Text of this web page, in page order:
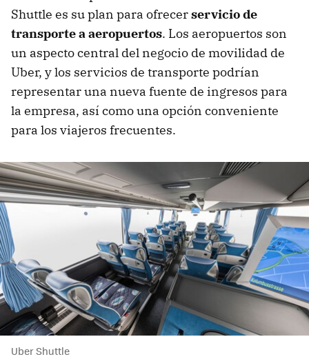
Shuttle es su plan para ofrecerservicio de
transporte a aeropuertos. Los aeropuertos son
un aspecto central del negocio de movilidad de
Uber, y los servicios de transporte podrían
representar una nueva fuente de ingresos para
la empresa, así como una opción conveniente
para los viajeros frecuentes.
Uber Shuttle